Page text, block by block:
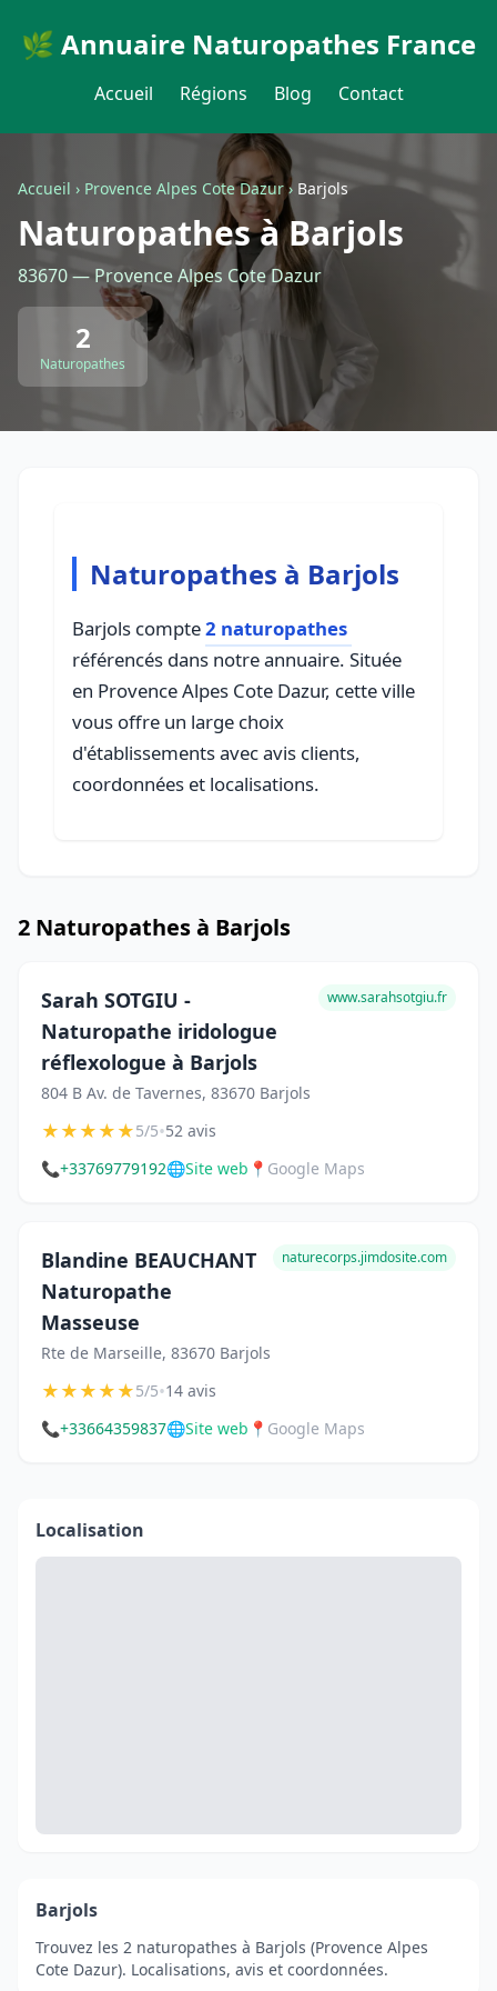
🌿 Annuaire Naturopathes France
Accueil Régions Blog Contact
Accueil › Provence Alpes Cote Dazur› Barjols
Naturopathes à Barjols
83670 — Provence Alpes Cote Dazur
2
Naturopathes
Naturopathes à Barjols
Barjols compte2 naturopathes
référencés dans notre annuaire. Située
en Provence Alpes Cote Dazur, cette ville
vous offre un large choix
d'établissements avec avis clients,
coordonnées et localisations.
2 Naturopathes à Barjols
Sarah SOTGIU -
Naturopathe iridologue
réflexologue à Barjols
804 B Av. de Tavernes, 83670 Barjols
www.sarahsotgiu.fr
★★★★★5/5•52 avis
📞+33769779192🌐Site web 📍 Google Maps
Blandine BEAUCHANT
Naturopathe
Masseuse
Rte de Marseille, 83670 Barjols
naturecorps.jimdosite.com
★★★★★5/5•14 avis
📞+33664359837🌐Site web 📍 Google Maps
Localisation
Barjols
Trouvez les 2 naturopathes à Barjols (Provence Alpes
Cote Dazur). Localisations, avis et coordonnées.